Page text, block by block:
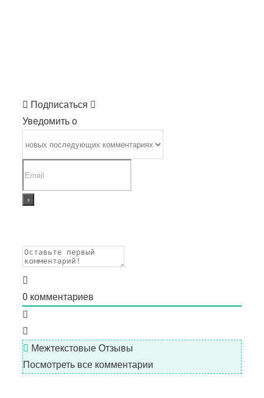
Подписаться
Уведомить о
0 комментариев
Межтекстовые Отзывы
Посмотреть все комментарии